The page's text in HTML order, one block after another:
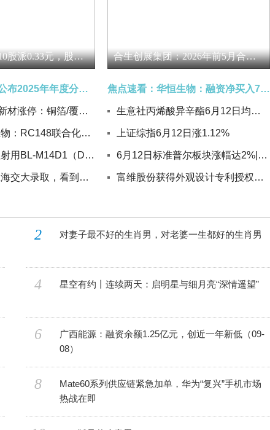
上海莱士：每10股派0.33元，股权登记日为6月23日
[快讯]豪声电子公布2025年年度分红实施方案_速看
6月15日逸豪新材涨停：铜箔/覆铜板，PCB板，PET复合铜箔概念热股
聚焦：荣昌生物：RC148联合化疗一线治疗不可切除或转移性结直肠癌Ⅱ/Ⅲ期临床研究实现首例患者入组
百利天恒：注射用BL-M14D1（DLL3 ADC）联合用药治疗广泛期小细胞肺癌获得药物临床试验批准通知书
浙江考生被上海交大录取，看到专业后，家长怒了：宁愿复读也不上！最不建议报考的 10 大专业_热门看点
合生创展集团：2026年前5月合约销售27.9亿元 今日关注
焦点速看：华恒生物：融资净买入79.78万元，融资余额3.1亿元
生意社丙烯酸异辛酯6月12日均线上穿 均差为0.00元/吨
上证综指6月12日涨1.12%
6月12日标准普尔板块涨幅达2%|要闻
富维股份获得外观设计专利授权：“钢车轮用装饰罩”
2 对妻子最不好的生肖男，对老婆一生都好的生肖男
4 星空有约丨连续两天：启明星与细月亮“深情遥望”
6
广西能源：融资余额1.25亿元，创近一年新低（09-
08）
8
Mate60系列供应链紧急加单，华为“复兴”手机市场
热战在即